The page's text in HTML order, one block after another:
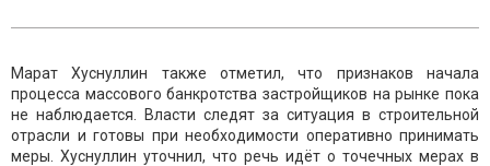
Марат Хуснуллин также отметил,что признаков начала
процесса массового банкротства застройщиков на рынке пока
не наблюдается. Власти следят за ситуация в строительной
отрасли и готовы при необходимости оперативно принимать
меры. Хуснуллин уточнил, что речь идёт о точечных мерах в